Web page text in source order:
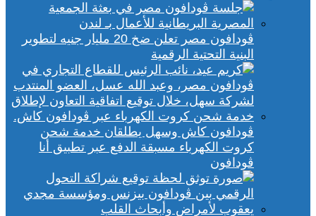
ڤودافون مصر تعلن ضخ 20 مليار جنيه لتطوير
البنية التحتية الرقمية
ڤودافون كاش وسهل يطلقان خدمة شحن
كروت الكهرباء مسبقة الدفع عبر تطبيق أنا
ڤودافون